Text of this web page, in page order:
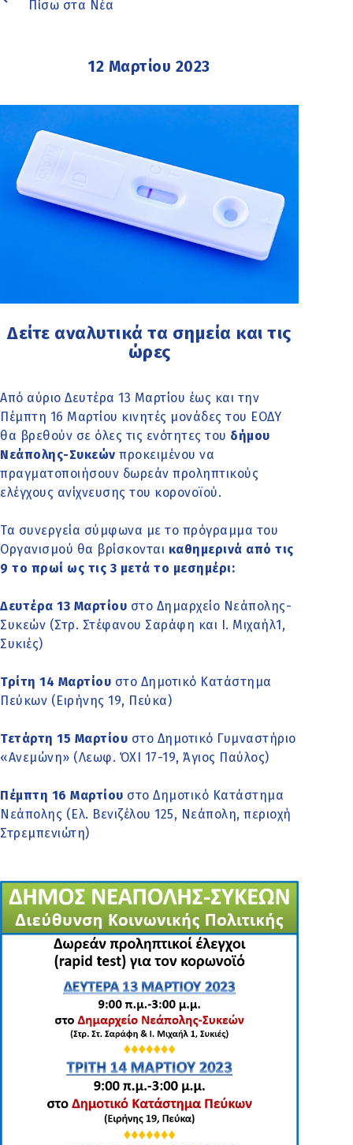
Πίσω στα Νέα
12 Μαρτίου 2023
Δείτε αναλυτικά τα σημεία και τις
ώρες
Από αύριο Δευτέρα 13 Μαρτίου έως και την
Πέμπτη 16 Μαρτίου κινητές μονάδες του ΕΟΔΥ
θα βρεθούν σε όλες τις ενότητες του δήμου
Νεάπολης-Συκεών προκειμένου να
πραγματοποιήσουν δωρεάν προληπτικούς
ελέγχους ανίχνευσης του κορονοϊού.
Τα συνεργεία σύμφωνα με το πρόγραμμα του
Οργανισμού θα βρίσκονται καθημερινά από τις
9 το πρωί ως τις 3 μετά το μεσημέρι:
Δευτέρα 13 Μαρτίου στο Δημαρχείο Νεάπολης-
Συκεών (Στρ. Στέφανου Σαράφη και Ι. Μιχαήλ1,
Συκιές)
Τρίτη 14 Μαρτίου στο Δημοτικό Κατάστημα
Πεύκων (Ειρήνης 19, Πεύκα)
Τετάρτη 15 Μαρτίου στο Δημοτικό Γυμναστήριο
«Ανεμώνη» (Λεωφ. ΌΧΙ 17-19, Άγιος Παύλος)
Πέμπτη 16 Μαρτίου στο Δημοτικό Κατάστημα
Νεάπολης (Ελ. Βενιζέλου 125, Νεάπολη, περιοχή
Στρεμπενιώτη)